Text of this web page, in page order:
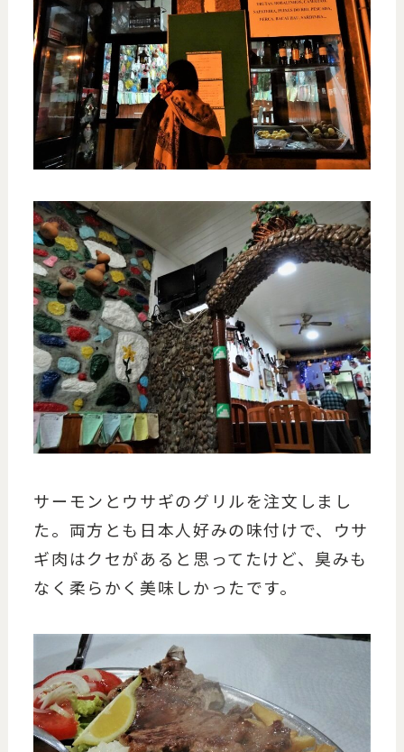
サーモンとウサギのグリルを注文しまし
た。両方とも日本人好みの味付けで、ウサ
ギ肉はクセがあると思ってたけど、臭みも
なく柔らかく美味しかったです。